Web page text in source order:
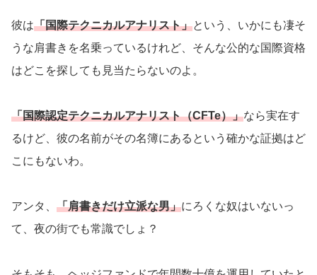
彼は「国際テクニカルアナリスト」という、いかにも凄そ
うな肩書きを名乗っているけれど、そんな公的な国際資格
はどこを探しても見当たらないのよ。
「国際認定テクニカルアナリスト（CFTe）」なら実在す
るけど、彼の名前がその名簿にあるという確かな証拠はど
こにもないわ。
アンタ、 「肩書きだけ立派な男」にろくな奴はいないっ
て、夜の街でも常識でしょ？